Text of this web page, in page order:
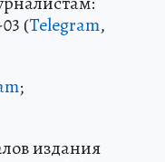
(Telegram,
;
издания